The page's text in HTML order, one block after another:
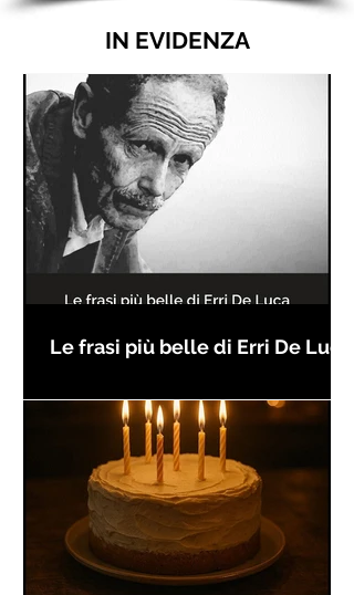
IN EVIDENZA
Le frasi più belle di Erri De Luca